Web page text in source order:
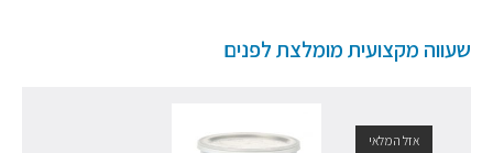
שעווה מקצועית מומלצת לפנים
אזל המלאי